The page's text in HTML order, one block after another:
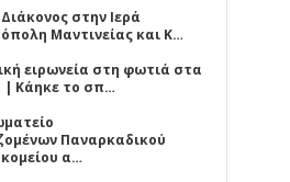
στην Ιερά
Μαντινείας και Κ…
ειρωνεία στη φωτιά στα
| Κάηκε το σπ…
Παναρκαδικού
α…